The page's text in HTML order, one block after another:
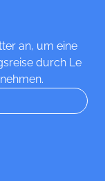
an, um eine
durch Le